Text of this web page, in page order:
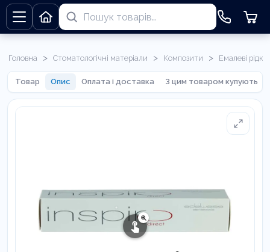
Головна > Стоматологічні матеріали > Композити > Емалеві
Товар Опис Оплата і доставка З цим товаром купують